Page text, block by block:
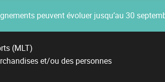
peuvent évoluer jusqu’au 30
(MLT)
et/ou des personnes